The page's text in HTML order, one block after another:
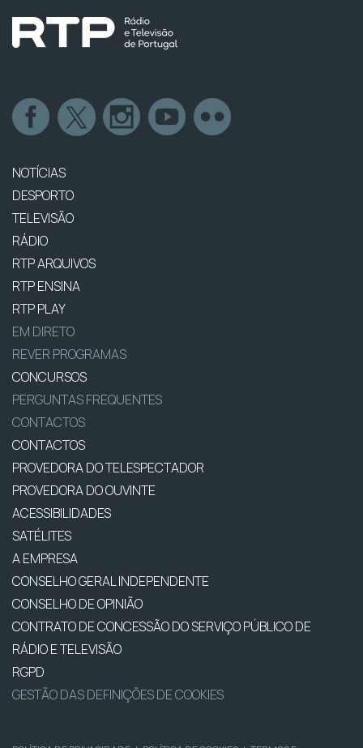
NOTÍCIAS
DESPORTO
TELEVISÃO
RÁDIO
RTP ARQUIVOS
RTP ENSINA
RTP PLAY
EM DIRETO
REVER PROGRAMAS
CONCURSOS
PERGUNTAS FREQUENTES
CONTACTOS
CONTACTOS
PROVEDORA DO TELESPECTADOR
PROVEDORA DO OUVINTE
ACESSIBILIDADES
SATÉLITES
A EMPRESA
CONSELHO GERAL INDEPENDENTE
CONSELHO DE OPINIÃO
CONTRATO DE CONCESSÃO DO SERVIÇO PÚBLICO DE
RÁDIO E TELEVISÃO
RGPD
GESTÃO DAS DEFINIÇÕES DE COOKIES